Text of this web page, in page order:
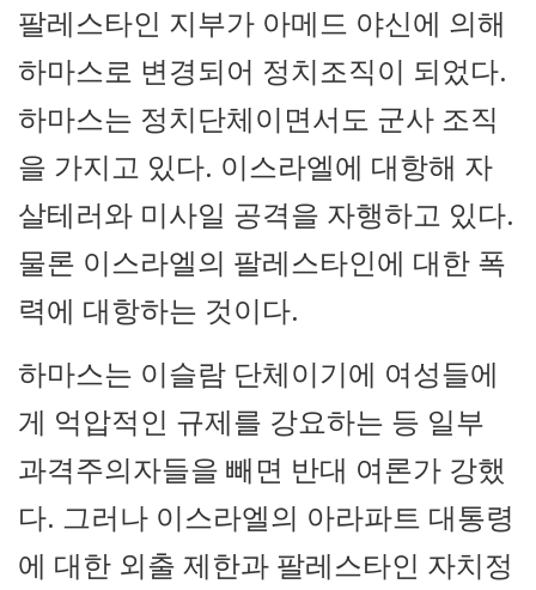
팔레스타인 지부가 아메드 야신에 의해
하마스로 변경되어 정치조직이 되었다.
하마스는 정치단체이면서도 군사 조직
을 가지고 있다. 이스라엘에 대항해 자
살테러와 미사일 공격을 자행하고 있다.
물론 이스라엘의 팔레스타인에 대한 폭
력에 대항하는 것이다.
하마스는 이슬람 단체이기에 여성들에
게 억압적인 규제를 강요하는 등 일부
과격주의자들을 빼면 반대 여론가 강했
다. 그러나 이스라엘의 아라파트 대통령
에 대한 외출 제한과 팔레스타인 자치정